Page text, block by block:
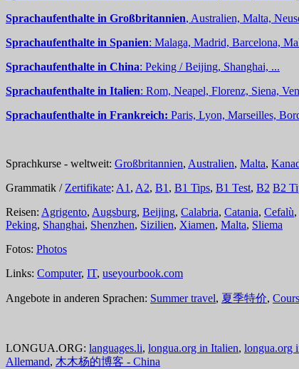
Sprachaufenthalte in Großbritannien, Australien, Malta,
Sprachaufenthalte in Spanien: Malaga, Madrid, Barcelona,
Sprachaufenthalte in China: Peking / Beijing, Shanghai, ...
Sprachaufenthalte in Italien: Rom, Neapel, Florenz, Siena,
Sprachaufenthalte in Frankreich: Paris, Lyon, Marseilles,
Sprachkurse - weltweit: Großbritannien, Australien, Malta,
Grammatik / Zertifikate: A1 , A2, B1 , B1 Tips, B1 Test, B2 B2
Reisen: Agrigento, Augsburg, Beijing, Calabria, Catania, Cefalù,
Peking, Shanghai, Shenzhen, Sizilien, Xiamen, Malta, Sliema
Fotos: Photos
Links: Computer, IT, useyourbook.com
Angebote in anderen Sprachen: Summer travel, 夏季特价,
LONGUA.ORG: languages.li, longua.org in Italien, longua.org
Allemand, 木木杨的博客 - China